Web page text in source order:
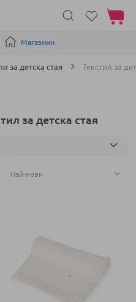
Магазини
Моята
за детска стая Текстил за
за детска стая